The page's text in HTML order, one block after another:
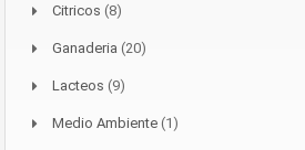
Citricos (8)
Ganaderia (20)
Lacteos (9)
Medio Ambiente (1)